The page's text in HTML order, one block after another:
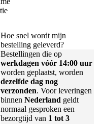
Hoe snel wordt mijn
bestelling geleverd?
Bestellingen die op
werkdagen vóór 14:00 uur
worden geplaatst, worden
dezelfde dag nog
verzonden. Voor leveringen
binnen Nederland geldt
normaal gesproken een
bezorgtijd van 1 tot 3